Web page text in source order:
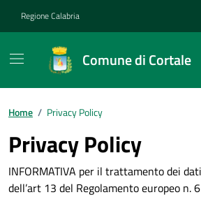
Regione Calabria
Comune di Cortale
Home / Privacy Policy
Privacy Policy
INFORMATIVA per il trattamento dei
dell’art 13 del Regolamento europeo n.